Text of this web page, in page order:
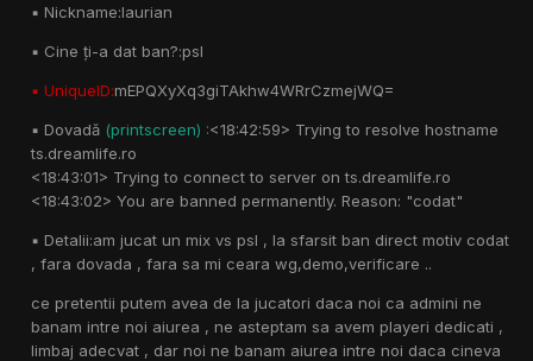
▪︎ Nickname:laurian
▪︎ Cine ți-a dat ban?:psl
▪︎ UniqueID:mEPQXyXq3giTAkhw4WRrCzmejWQ=
▪︎ Dovadă (printscreen) :<18:42:59> Trying to resolve hostname
ts.dreamlife.ro
<18:43:01> Trying to connect to server on ts.dreamlife.ro
<18:43:02> You are banned permanently. Reason: "codat"
▪︎ Detalii:am jucat un mix vs psl , la sfarsit ban direct motiv codat
, fara dovada , fara sa mi ceara wg,demo,verificare ..
ce pretentii putem avea de la jucatori daca noi ca admini ne
banam intre noi aiurea , ne asteptam sa avem playeri dedicati ,
limbaj adecvat , dar noi ne banam aiurea intre noi daca cineva